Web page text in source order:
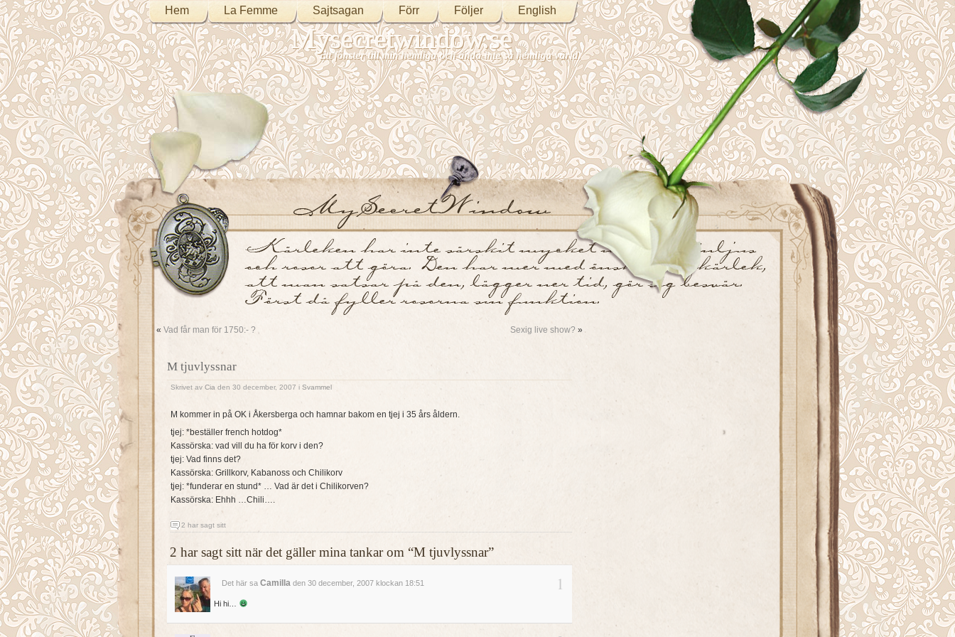
Hem La Femme Sajtsagan Förr Följer English
Mysecretwindow.se
Ett fönster till min hemliga och ändå inte så hemliga värld.
« Vad får man för 1750:- ? Sexig live show? »
M tjuvlyssnar
Skrivet av Cia den 30 december, 2007 i Svammel
M kommer in på OK i Åkersberga och hamnar bakom en tjej i 35 års åldern.
tjej: *beställer french hotdog*
Kassörska: vad vill du ha för korv i den?
tjej: Vad finns det?
Kassörska: Grillkorv, Kabanoss och Chilikorv
tjej: *funderar en stund* … Vad är det i Chilikorven?
Kassörska: Ehhh …Chili….
2 har sagt sitt
2 har sagt sitt när det gäller mina tankar om “M tjuvlyssnar”
Det här sa Camilla den 30 december, 2007 klockan 18:51 1
Hi hi…